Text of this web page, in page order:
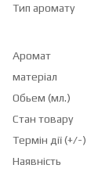
Тип аромату
Аромат
матеріал
Обьем (мл.)
Стан товару
Термін дії (+/-)
Наявність